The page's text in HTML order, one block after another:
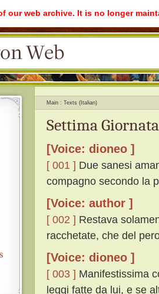
our web archive. It is no longer
Main Texts (Italian)
Settima
[Voice: dioneo ]
[ 001 ] Due sanesi
compagno secondo la
[Voice: author ]
[ 002 ] Restava
racchetate, che del
[Voice: dioneo ]
[ 003 ] Manifestissima
leggi fatte da lui, e se